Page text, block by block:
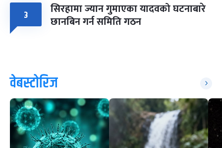
३ सिरहामा ज्यान गुमाएका यादवको घटनाबारे
छानबिन गर्न समिति गठन
वेबस्टोरिज